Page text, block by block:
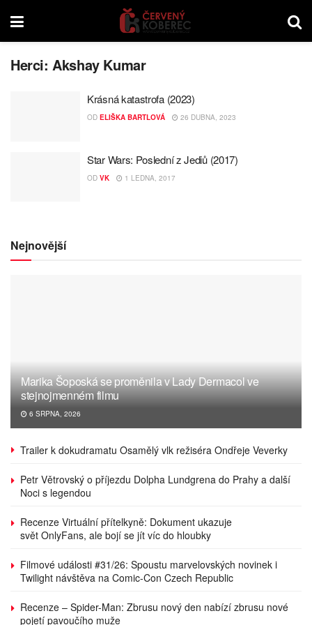
Herci:Akshay Kumar
Krásná katastrofa (2023)
OD ELIŠKA BARTLOVÁ 26 DUBNA, 2023
Star Wars: Poslední z Jediů (2017)
OD VK 1 LEDNA, 2017
Nejnovější
Marika Šoposká se proměnila v Lady Dermacol ve
stejnojmenném filmu
6 SRPNA, 2026
Trailer k dokudramatu Osamělý vlk režiséra Ondřeje Veverky
Petr Větrovský o příjezdu Dolpha Lundgrena do Prahy a další
Noci s legendou
Recenze Virtuální přítelkyně: Dokument ukazuje
svět OnlyFans, ale bojí se jít víc do hloubky
Filmové události #31/26: Spoustu marvelovských novinek i
Twilight návštěva na Comic-Con Czech Republic
Recenze – Spider-Man: Zbrusu nový den nabízí zbrusu nové
pojetí pavoučího muže